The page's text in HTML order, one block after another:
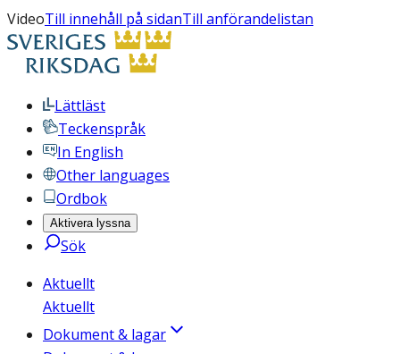
VideoTill innehåll på sidanTill anförandelistan
Lättläst
Teckenspråk
In English
Other languages
Ordbok
Aktivera lyssna
Sök
Aktuellt
Aktuellt
Dokument & lagar